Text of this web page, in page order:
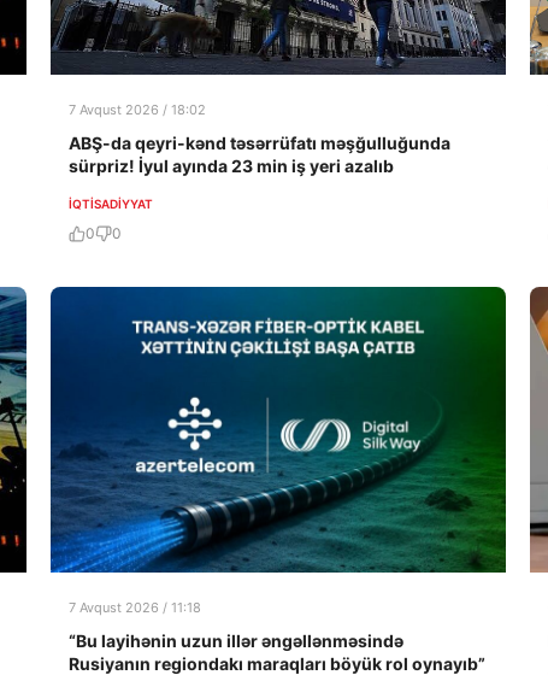
7 Avqust 2026 / 18:02
ABŞ-da qeyri-kənd təsərrüfatı məşğulluğunda
sürpriz! İyul ayında 23 min iş yeri azalıb
İQTISADIYYAT
0 0
7 Avqust 2026 / 11:18
“Bu layihənin uzun illər əngəllənməsində
Rusiyanın regiondakı maraqları böyük rol oynayıb”